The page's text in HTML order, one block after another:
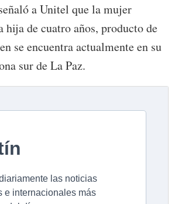
a Unitel que la mujer
hija de cuatro años, producto de
se encuentra actualmente en su
sur de La Paz.